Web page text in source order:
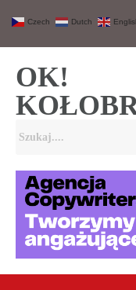
OK!
Czech Dutch